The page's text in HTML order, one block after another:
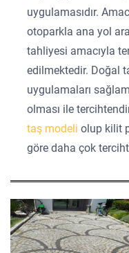
uygulamasıdır.
otoparkla ana yol
tahliyesi amacıyla
edilmektedir. Doğal
uygulamaları
olması ile
taş modeliolup kilit
göre daha çok